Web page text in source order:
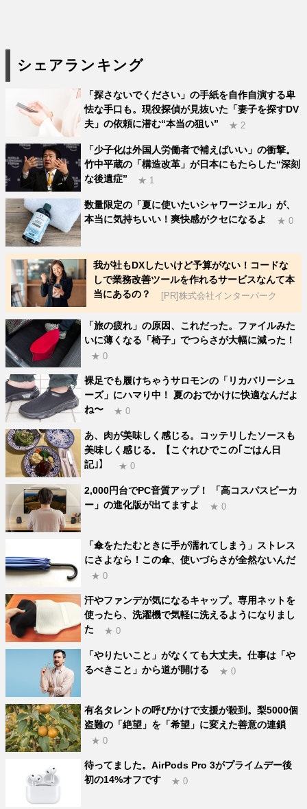
シェアランキング
「探さないでください」の手紙を自作自演する卑
怯な手口も。現役探偵が見抜いた「妻子を探すDV
夫」の依頼に潜む“本当の狙い”
★ 2
「少子化は外国人労働者で補えばいい」の衝撃。
竹中平蔵の「構造改革」が日本にもたらした“深刻
な後遺症”
★ 1
数量限定の「夏に使いたいシャワージェル」が、
本当に気持ちいい！爽快感がクセになるよ
★ 0
我が社もDXしたいけど予算がない！コードな
しで業務改善ツールを作れるサービスなんて本
当にあるの？
[PR]株式会社インターパーク
「旅の疲れ」の原因、これだった。ファイルみた
いに薄くなる「椅子」でつらさが大幅に減った！
★ 0
裸足でも履けちゃうサロモンの「リカバリーシュ
ーズ」にハマり中！ 夏のおでかけに快適なんだよ
ね〜
★ 0
あ、肉が美味しく感じる。コッテリしたソースも
美味しく感じる。【こぐれひでこの｢ごはん日
記｣】
★ 0
2,000円台でPC音質アップ！ 「高コスパスピーカ
ー」の進化版が出てますよ
★ 0
「傘をたたむときに手が濡れてしまう」ストレス
にさよなら！この傘、使いづらさが全然ないんだ
★ 0
汗やファンデが気になるキャップ。専用ネットを
使ったら、洗濯機で気軽に洗えるようになりまし
た
★ 0
「やりたいこと」がなくても大丈夫。仕事は「や
るべきこと」から道が開ける
★ 0
有名タレントの呼びかけで支援が殺到。梨5000個
盗難の「絶望」を「希望」に変えた善意の連鎖
★ 0
待ってました。AirPods Pro 3がプライムデー後
初の14%オフです
★ 0